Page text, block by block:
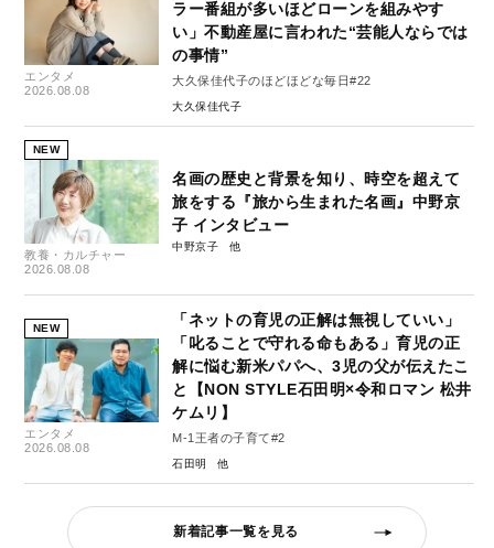
エンタメ
2026.08.08
ラー番組が多いほどローンを組みやす
い」不動産屋に言われた“芸能人ならでは
の事情”
大久保佳代子のほどほどな毎日#22
大久保佳代子
NEW
教養・カルチャー
2026.08.08
名画の歴史と背景を知り、時空を超えて
旅をする『旅から生まれた名画』中野京
子 インタビュー
中野京子
NEW
エンタメ
2026.08.08
「ネットの育児の正解は無視していい」
「叱ることで守れる命もある」育児の正
解に悩む新米パパへ、3児の父が伝えたこ
と【NON STYLE石田明×令和ロマン 松井
ケムリ】
M-1王者の子育て#2
石田明
新着記事一覧を見る